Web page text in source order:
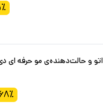
٪
اتو و حالت‌دهنده‌ی مو حرفه ای دی
٪